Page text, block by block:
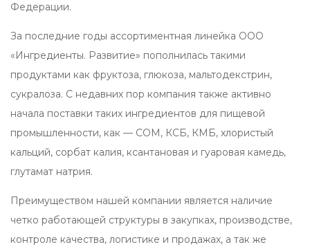
Федерации.
За последние годы ассортиментная линейка ООО
«Ингредиенты. Развитие» пополнилась такими
продуктами как фруктоза, глюкоза, мальтодекстрин,
сукралоза. С недавних пор компания также активно
начала поставки таких ингредиентов для пищевой
промышленности, как — СОМ, КСБ, КМБ, хлористый
кальций, сорбат калия, ксантановая и гуаровая камедь,
глутамат натрия.
Преимуществом нашей компании является наличие
четко работающей структуры в закупках, производстве,
контроле качества, логистике и продажах, а так же